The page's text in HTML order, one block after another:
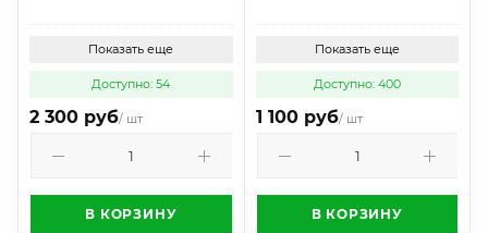
Показать еще
Доступно: 54
2 300 руб/ шт
В КОРЗИНУ
Показать еще
Доступно: 400
1 100 руб/ шт
В КОРЗИНУ